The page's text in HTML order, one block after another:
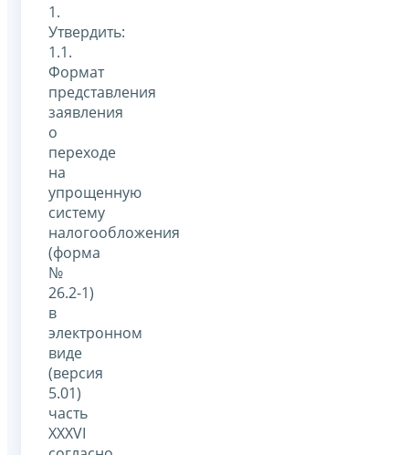
1.
Утвердить:
1.1.
Формат
представления
заявления
о
переходе
на
упрощенную
систему
налогообложения
(форма
№
26.2-1)
в
электронном
виде
(версия
5.01)
часть
XXXVI